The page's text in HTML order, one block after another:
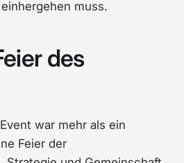
muss.
des
war mehr als ein
Feier der